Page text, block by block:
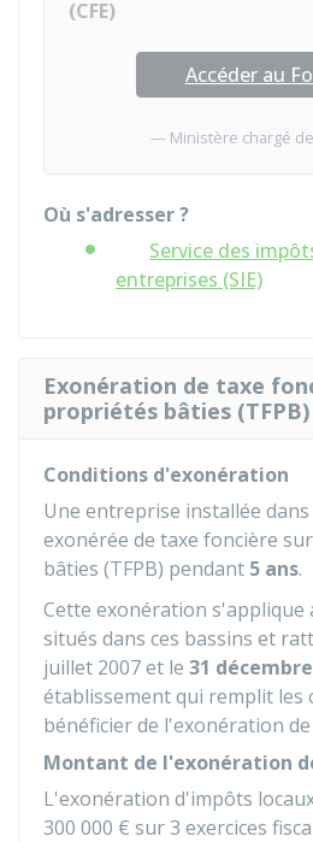
(CFE)
Accéder au
Ministère chargé
Où s'adresser ?
Service des
entreprises (SIE)
Exonération de taxe
propriétés bâties (TFPB)
Conditions d'exonération
Une entreprise installée
exonérée de taxe foncière
bâties (TFPB) pendant 5 ans.
Cette exonération s'applique
situés dans ces bassins et
juillet 2007 et le 31
établissement qui remplit les
bénéficier de l'exonération de
Montant de l'exonération
L'exonération d'impôts
300 000 € sur 3 exercices